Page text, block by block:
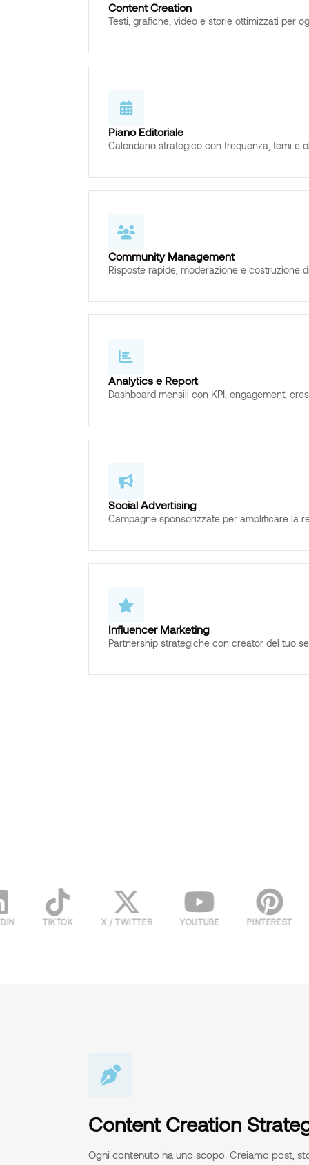
Content Creation
Testi, grafiche, video e storie ottimizzati per
Piano Editoriale
Calendario strategico con frequenza, temi e
Community Management
Risposte rapide, moderazione e costruzione
Analytics e Report
Dashboard mensili con KPI, engagement,
Social Advertising
Campagne sponsorizzate per amplificare la
Influencer Marketing
Partnership strategiche con creator del tuo
TIKTOK X / TWITTER YOUTUBE PINTEREST
Content Creation
Ogni contenuto ha uno scopo. Creiamo post,